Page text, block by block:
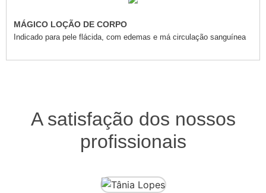
MÁGICO LOÇÃO DE CORPO
Indicado para pele flácida, com edemas e má circulação sanguínea
A satisfação dos nossos
profissionais